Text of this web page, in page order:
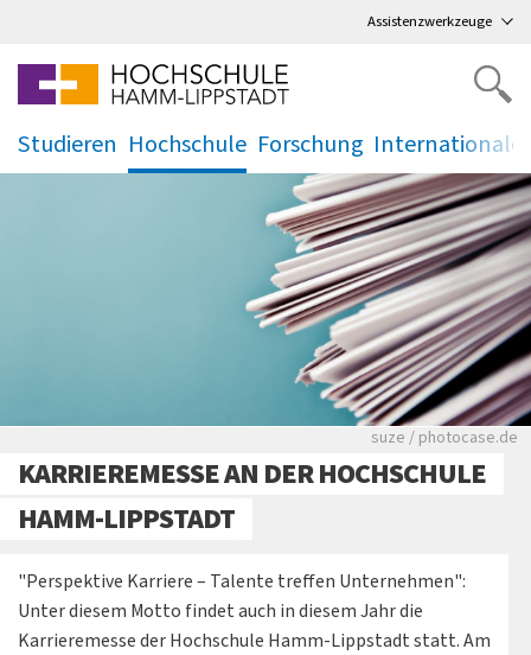
Assistenzwerkzeuge
Studieren
.
Hochschule
.
Forschung
. .
Viele Zeitungen.
suze / photocase.de
KARRIEREMESSE AN DER HOCHSCHULE
HAMM-LIPPSTADT
"Perspektive Karriere – Talente treffen Unternehmen":
Unter diesem Motto findet auch in diesem Jahr die
Karrieremesse der Hochschule Hamm-Lippstadt statt. Am